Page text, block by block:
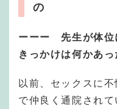
の
ーーー 先生が体位
きっかけは何かあ
以前、セックスに
で仲良く通院され